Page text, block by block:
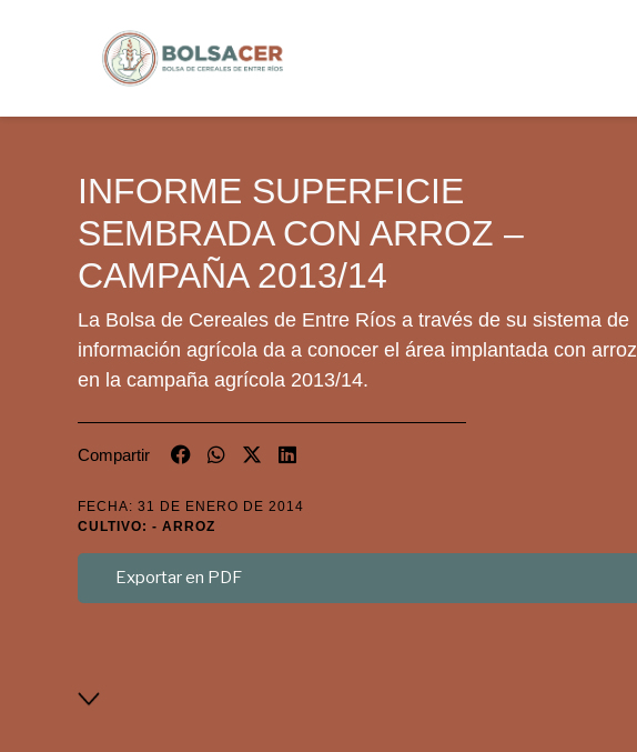
INFORME SUPERFICIE
SEMBRADA CON ARROZ –
CAMPAÑA 2013/14
La Bolsa de Cereales de Entre Ríos a través de su sistema de
información agrícola da a conocer el área implantada con arroz
en la campaña agrícola 2013/14.
Compartir
FECHA: 31 DE ENERO DE 2014
CULTIVO: - ARROZ
Exportar en PDF